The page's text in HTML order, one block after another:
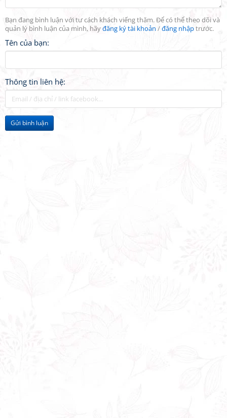
Bạn đang bình luận với tư cách khách viếng thăm. Để có thể theo dõi và
quản lý bình luận của mình, hãyđăng ký tài khoản /đăng nhậptrước.
Tên của bạn:
Thông tin liên hệ:
Gửi bình luận